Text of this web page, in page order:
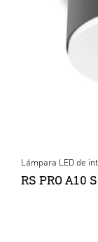
Lámpara LED de
RS PRO A10